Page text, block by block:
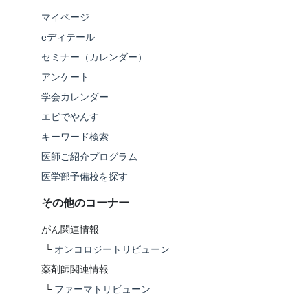
マイページ
eディテール
セミナー（カレンダー）
アンケート
学会カレンダー
エビでやんす
キーワード検索
医師ご紹介プログラム
医学部予備校を探す
その他のコーナー
がん関連情報
└ オンコロジートリビューン
薬剤師関連情報
└ ファーマトリビューン